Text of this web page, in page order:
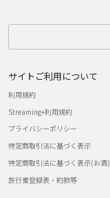
サイトご利用について
利用規約
Streaming+利用規約
プライバシーポリシー
特定商取引法に基づく表示
特定商取引法に基づく表示(お酒)
旅行業登録表・約款等